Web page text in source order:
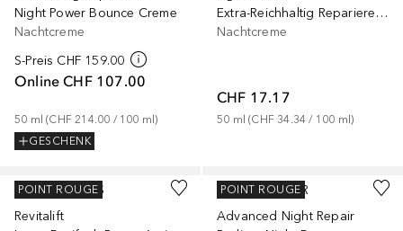
Night Power Bounce Creme
Nachtcreme
S-Preis CHF 159.00
Online CHF 107.00
50 ml (CHF 214.00 / 100 ml)
GESCHENK
Extra-Reichhaltig Reparierende Pflege Manuka Honig
Nachtcreme
CHF 17.17
50 ml (CHF 34.34 / 100 ml)
L’ORÉAL PARIS
Revitalift
POINT ROUGE
ESTÉE LAUDER
Advanced Night Repair
POINT ROUGE